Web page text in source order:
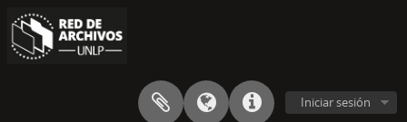
Iniciar sesión